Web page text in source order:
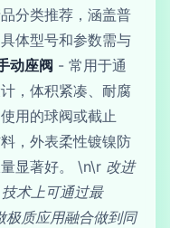
分类推荐，涵盖普
体型号和参数需与
动座阀 - 常用于通
，体积紧凑、耐腐
用的球阀或截止
，外表柔性镀镍防
显著好。 \n\r 改进
术上可通过最
极质应用融合做到同